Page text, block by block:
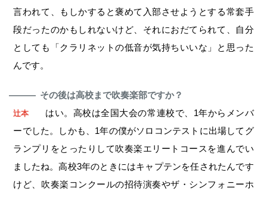
言われて、もしかすると褒めて入部させようとする常套手
段だったのかもしれないけど、それにおだてられて、自分
としても「クラリネットの低音が気持ちいいな」と思った
んです。
― その後は高校まで吹奏楽部ですか？
辻本
はい。高校は全国大会の常連校で、1年からメンバ
ーでした。しかも、1年の僕がソロコンテストに出場してグ
ランプリをとったりして吹奏楽エリートコースを進んでい
ましたね。高校3年のときにはキャプテンを任されたんです
けど、吹奏楽コンクールの招待演奏やザ・シンフォニーホ